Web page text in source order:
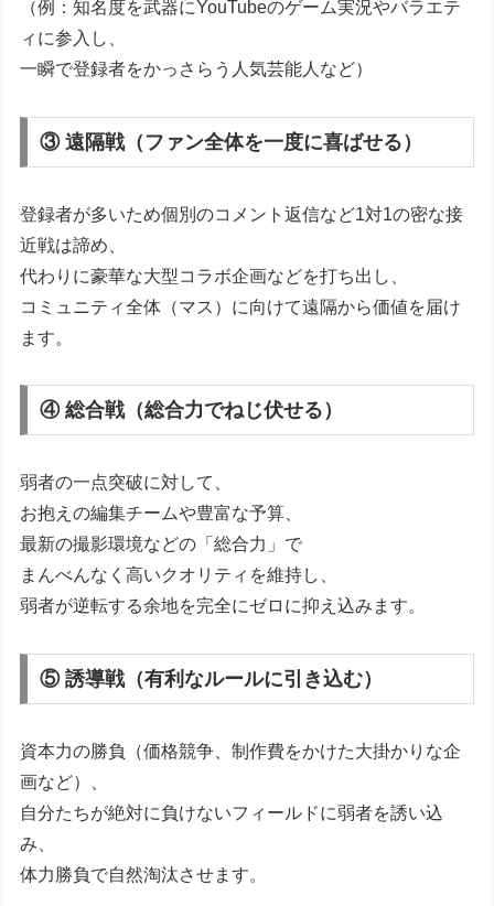
（例：知名度を武器にYouTubeのゲーム実況やバラエテ
ィに参入し、
一瞬で登録者をかっさらう人気芸能人など）
③ 遠隔戦（ファン全体を一度に喜ばせる）
登録者が多いため個別のコメント返信など1対1の密な接
近戦は諦め、
代わりに豪華な大型コラボ企画などを打ち出し、
コミュニティ全体（マス）に向けて遠隔から価値を届け
ます。
④ 総合戦（総合力でねじ伏せる）
弱者の一点突破に対して、
お抱えの編集チームや豊富な予算、
最新の撮影環境などの「総合力」で
まんべんなく高いクオリティを維持し、
弱者が逆転する余地を完全にゼロに抑え込みます。
⑤ 誘導戦（有利なルールに引き込む）
資本力の勝負（価格競争、制作費をかけた大掛かりな企
画など）、
自分たちが絶対に負けないフィールドに弱者を誘い込
み、
体力勝負で自然淘汰させます。